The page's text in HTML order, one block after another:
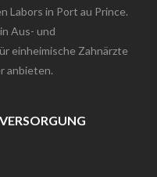
Labors in Port au Prince.
Aus- und
einheimische Zahnärzte
anbieten.